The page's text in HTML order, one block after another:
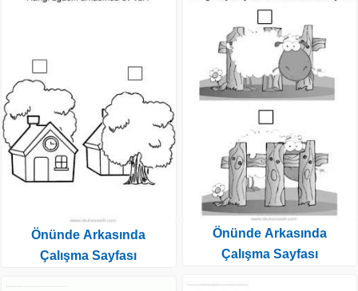
Önünde Arkasında
Çalışma Sayfası
Önünde Arkasında
Çalışma Sayfası